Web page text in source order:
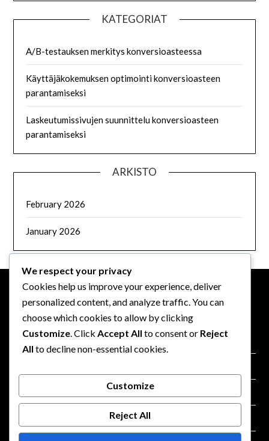
KATEGORIAT
A/B-testauksen merkitys konversioasteessa
Käyttäjäkokemuksen optimointi konversioasteen
parantamiseksi
Laskeutumissivujen suunnittelu konversioasteen
parantamiseksi
ARKISTO
February 2026
January 2026
OIKEUDELLINEN
Tietosuojakäytäntö
We respect your privacy
Cookies help us improve your experience, deliver
personalized content, and analyze traffic. You can
choose which cookies to allow by clicking
Customize . Click Accept All to consent or Reject
All to decline non-essential cookies.
Customize
Reject All